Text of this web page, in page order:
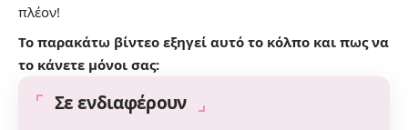
πλέον!
Το παρακάτω βίντεο εξηγεί αυτό το κόλπο και πως να
το κάνετε μόνοι σας:
Σε ενδιαφέρουν